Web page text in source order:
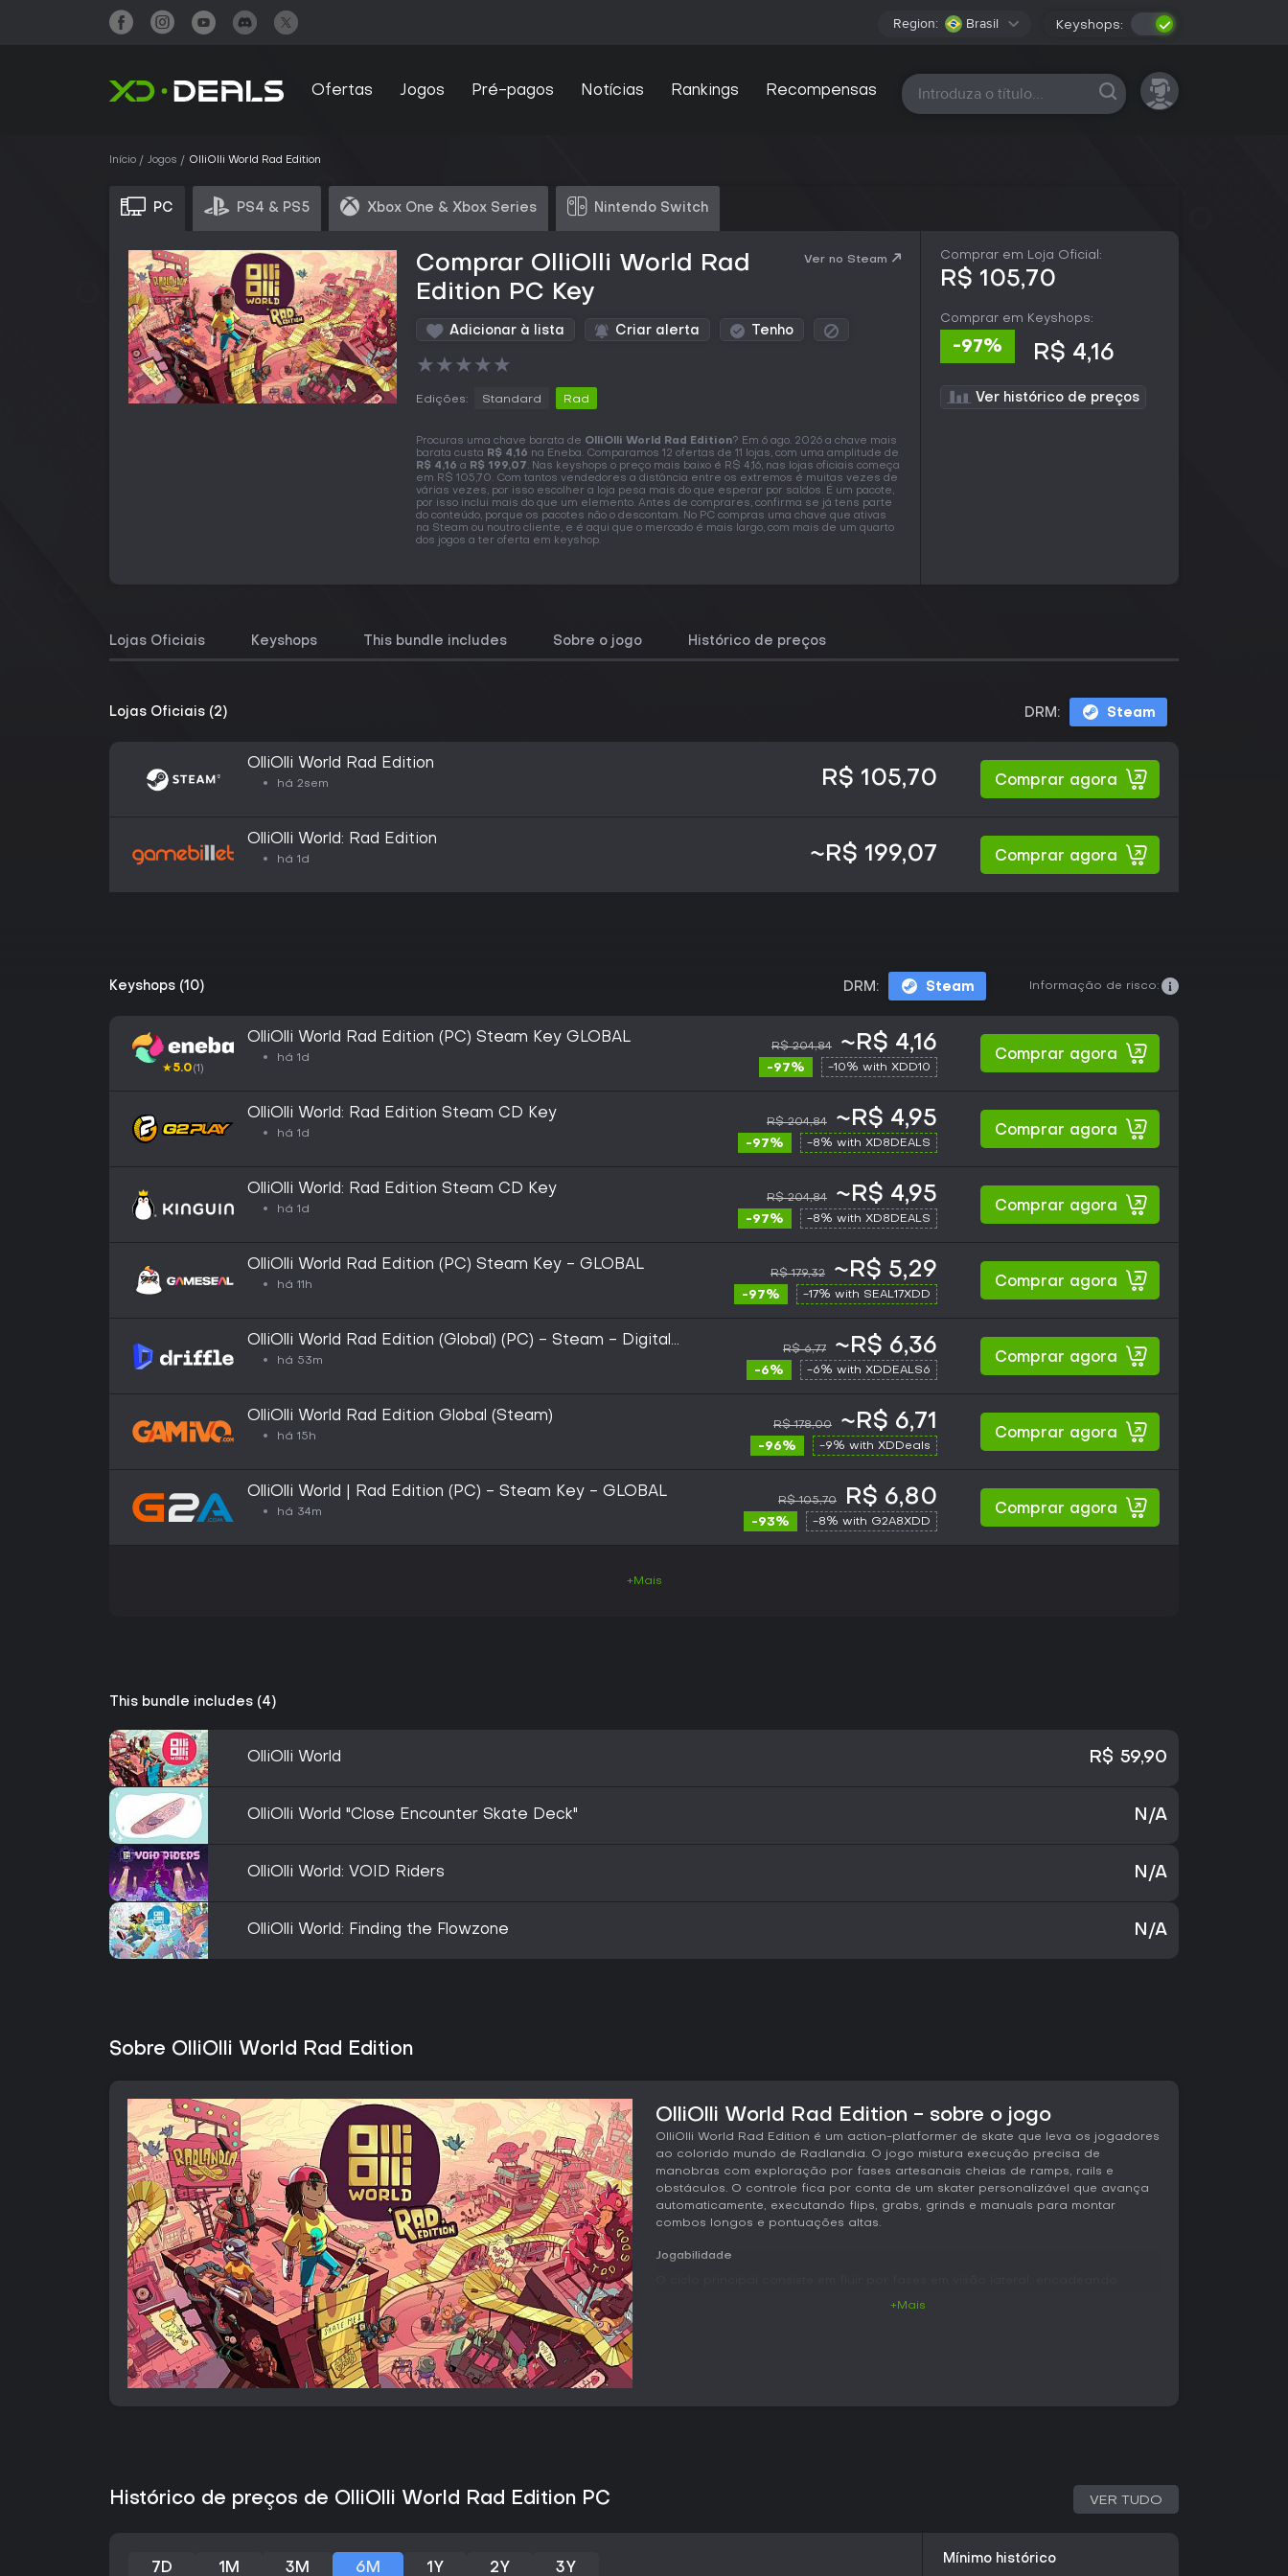
Region: Brasil Keyshops:
Ofertas Jogos Pré-pagos Notícias Rankings Recompensas Todas as plataformas
Início Jogos OlliOlli World Rad Edition
PC PS4 & PS5 Xbox One & Xbox Series Nintendo Switch
Comprar OlliOlli World Rad
Edition PC Key
Ver no Steam
Adicionar à lista Criar alerta Tenho
★★★★★
Edições: Standard Rad
Procuras uma chave barata de OlliOlli World Rad Edition? Em 6 ago. 2026 a chave mais
barata custa R$ 4,16 na Eneba. Comparamos 12 ofertas de 11 lojas, com uma amplitude de
R$ 4,16 a R$ 199,07. Nas keyshops o preço mais baixo é R$ 4,16, nas lojas oficiais começa
em R$ 105,70. Com tantos vendedores a distância entre os extremos é muitas vezes de
várias vezes, por isso escolher a loja pesa mais do que esperar por saldos. É um pacote,
por isso inclui mais do que um elemento. Antes de comprares, confirma se já tens parte
do conteúdo, porque os pacotes não o descontam. No PC compras uma chave que ativas
na Steam ou noutro cliente, e é aqui que o mercado é mais largo, com mais de um quarto
dos jogos a ter oferta em keyshop.
Comprar em Loja Oficial:
R$ 105,70
Comprar em Keyshops:
-97% R$ 4,16
Ver histórico de preços
Lojas Oficiais Keyshops This bundle includes Sobre o jogo Histórico de preços
Lojas Oficiais (2) DRM: Steam
OlliOlli World Rad Edition
há 2sem R$ 105,70 Comprar agora
OlliOlli World: Rad Edition
há 1d ~R$ 199,07 Comprar agora
Keyshops (10) DRM: Steam Informação de risco:
★5.0(1)
OlliOlli World Rad Edition (PC) Steam Key GLOBAL
há 1d
R$ 204,84 ~R$ 4,16
-97% -10% with XDD10
Comprar agora
OlliOlli World: Rad Edition Steam CD Key
há 1d
R$ 204,84 ~R$ 4,95
-97% -8% with XD8DEALS
Comprar agora
OlliOlli World: Rad Edition Steam CD Key
há 1d
R$ 204,84 ~R$ 4,95
-97% -8% with XD8DEALS
Comprar agora
OlliOlli World Rad Edition (PC) Steam Key - GLOBAL
há 11h
R$ 179,32 ~R$ 5,29
-97% -17% with SEAL17XDD
Comprar agora
OlliOlli World Rad Edition (Global) (PC) - Steam - Digital
Key
há 53m
R$ 6,77 ~R$ 6,36
-6% -6% with XDDEALS6
Comprar agora
OlliOlli World Rad Edition Global (Steam)
há 15h
R$ 178,00 ~R$ 6,71
-96% -9% with XDDeals
Comprar agora
OlliOlli World | Rad Edition (PC) - Steam Key - GLOBAL
há 34m
R$ 105,70 R$ 6,80
-93% -8% with G2A8XDD
Comprar agora
+Mais
This bundle includes (4)
OlliOlli World R$ 59,90
OlliOlli World "Close Encounter Skate Deck" N/A
OlliOlli World: VOID Riders N/A
OlliOlli World: Finding the Flowzone N/A
Sobre OlliOlli World Rad Edition
OlliOlli World Rad Edition - sobre o jogo
OlliOlli World Rad Edition é um action-platformer de skate que leva os jogadores
ao colorido mundo de Radlandia. O jogo mistura execução precisa de
manobras com exploração por fases artesanais cheias de ramps, rails e
obstáculos. O controle fica por conta de um skater personalizável que avança
automaticamente, executando flips, grabs, grinds e manuals para montar
combos longos e pontuações altas.
Jogabilidade
gameplay, permitindo que os jogadores expressem seu estilo enquanto
+Mais
Histórico de preços de OlliOlli World Rad Edition PC VER TUDO
7D 1M 3M 6M 1Y 2Y 3Y
Mínimo histórico